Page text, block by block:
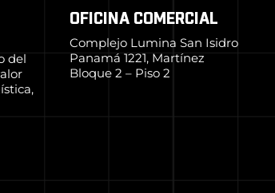
del
OFICINA COMERCIAL
Complejo Lumina San Isidro
Panamá 1221, Martínez
Bloque 2 – Piso 2